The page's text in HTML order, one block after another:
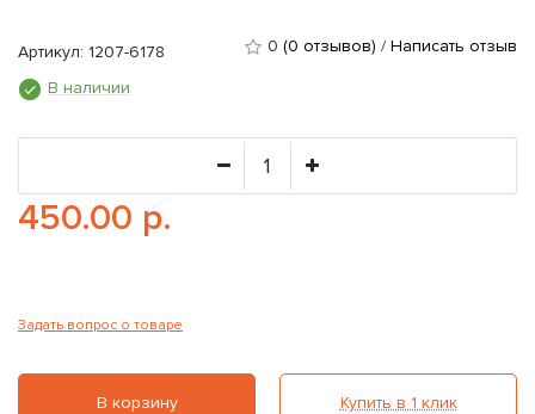
Артикул: 1207-6178 0 (0 отзывов) / Написать отзыв
В наличии
450.00 р.
Задать вопрос о товаре
В корзину Купить в 1 клик